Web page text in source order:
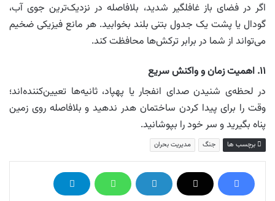
اگر در فضای باز غافلگیر شدید، بلافاصله در نزدیک‌ترین جوی آب،
گودال یا پشت یک جدول بتنی بلند بخوابید. هر مانع فیزیکی ضخیم
می‌تواند از شما در برابر ترکش‌ها محافظت کند.
۱۱. اهمیت زمان و واکنش سریع
در لحظه‌ی شنیدن صدای انفجار یا پهپاد، ثانیه‌ها تعیین‌کننده‌اند؛
وقت را برای پیدا کردن ساختمان هدر ندهید و بلافاصله روی زمین
پناه بگیرید و سر خود را بپوشانید.
برچسب ها جنگ مدیریت بحران